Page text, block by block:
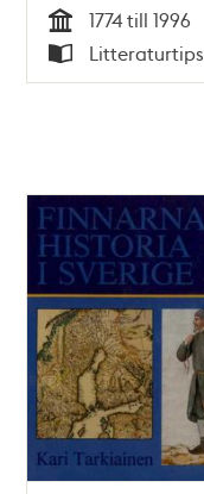
Fischer
Tid
1774 till 1996
Typ
Litteraturtips